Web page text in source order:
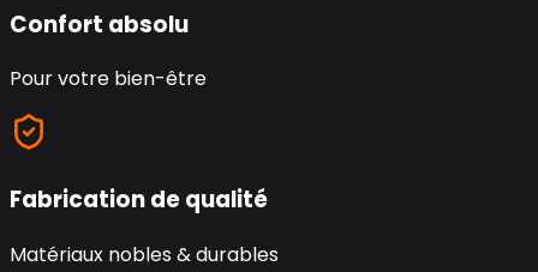
Confort absolu
Pour votre bien-être
Fabrication de qualité
Matériaux nobles & durables